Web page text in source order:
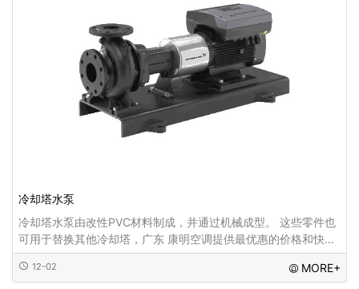
冷却塔水泵
冷却塔水泵由改性PVC材料制成，并通过机械成型。 这些零件也
可用于替换其他冷却塔，广东 康明空调提供最优惠的价格和快速
的交付...
12-02 MORE+